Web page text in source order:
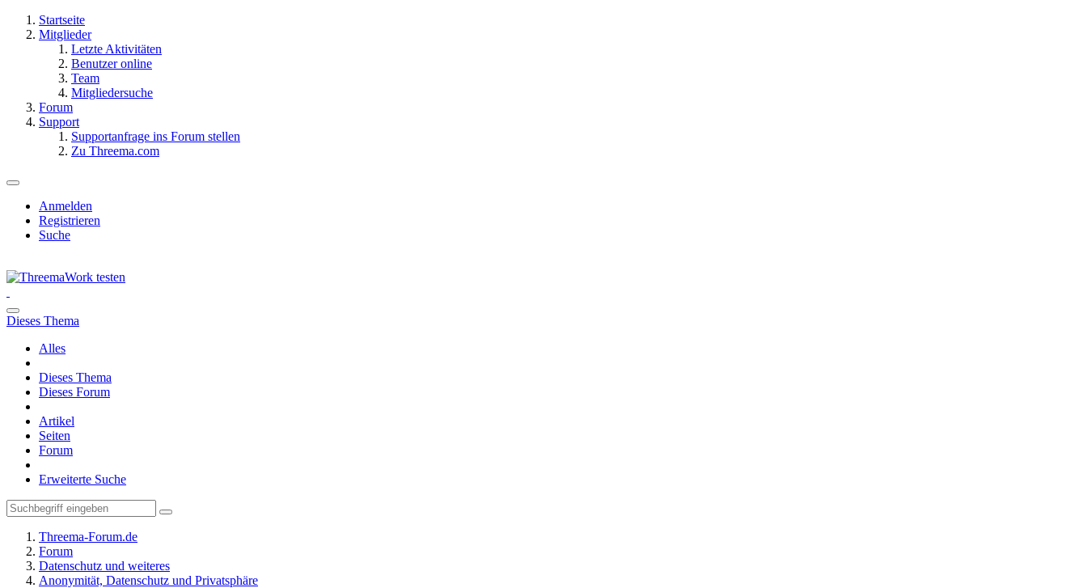
Startseite
Mitglieder
Letzte Aktivitäten
Benutzer online
Team
Mitgliedersuche
Forum
Support
Supportanfrage ins Forum stellen
Zu Threema.com
Anmelden
Registrieren
Suche
Dieses Thema
Alles
Dieses Thema
Dieses Forum
Artikel
Seiten
Forum
Erweiterte Suche
Threema-Forum.de
Forum
Datenschutz und weiteres
Anonymität, Datenschutz und Privatsphäre